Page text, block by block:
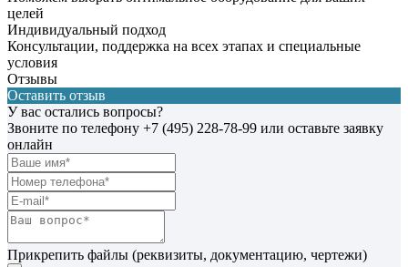
целей
Индивидуальный подход
Консультации, поддержка на всех этапах и специальные
условия
Отзывы
Оставить отзыв
У вас остались вопросы?
Звоните по телефону +7 (495) 228-78-99 или оставьте заявку
онлайн
Прикрепить файлы (реквизиты, документацию, чертежи)